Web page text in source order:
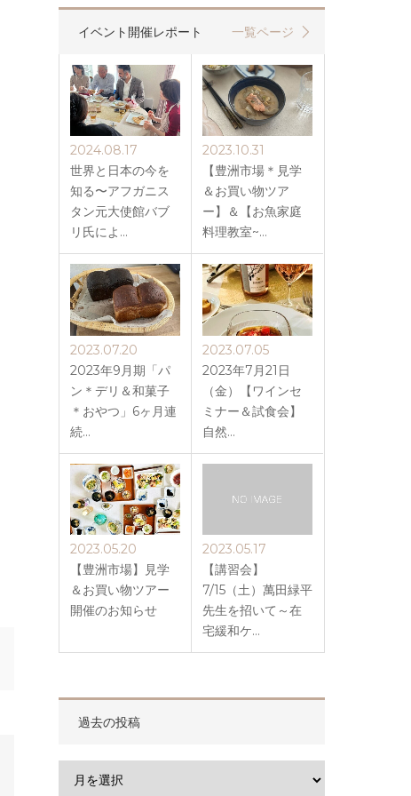
イベント開催レポート 一覧ページ
2024.08.17
世界と日本の今を
知る〜アフガニス
タン元大使館バブ
リ氏によ…
2023.10.31
【豊洲市場＊見学
＆お買い物ツア
ー】＆【お魚家庭
料理教室~…
2023.07.20
2023年9月期「パ
ン＊デリ＆和菓子
＊おやつ」6ヶ月連
続…
2023.07.05
2023年7月21日
（金）【ワインセ
ミナー＆試食会】
自然…
2023.05.20
【豊洲市場】見学
＆お買い物ツアー
開催のお知らせ
2023.05.17
【講習会】
7/15（土）萬田緑平
先生を招いて～在
宅緩和ケ…
過去の投稿